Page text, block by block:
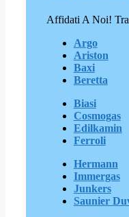
Affidati A Noi!
Argo
Ariston
Baxi
Beretta
Biasi
Cosmogas
Edilkamin
Ferroli
Hermann
Immergas
Junkers
Saunier